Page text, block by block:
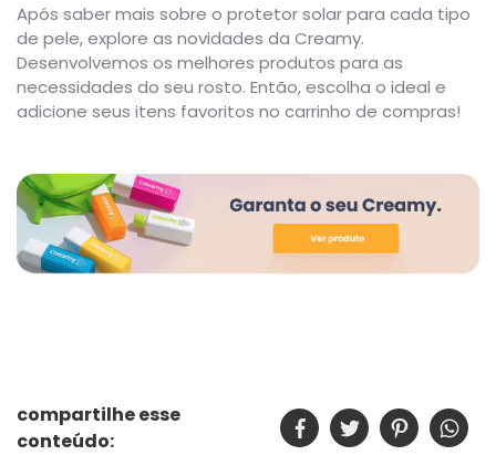
Após saber mais sobre o protetor solar para cada tipo
de pele, explore as novidades da Creamy.
Desenvolvemos os melhores produtos para as
necessidades do seu rosto. Então, escolha o ideal e
adicione seus itens favoritos no carrinho de compras!
compartilhe esse
conteúdo: